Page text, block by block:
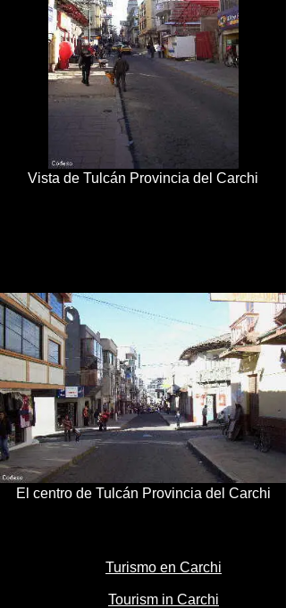
Turismo en Carchi
Tourism in Carchi
Vista de Tulcán Provincia del Carchi
El centro de Tulcán Provincia del Carchi